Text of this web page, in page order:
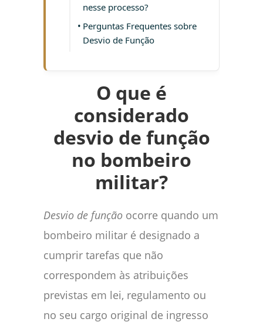
nesse processo?
Perguntas Frequentes sobre
Desvio de Função
O que é
considerado
desvio de função
no bombeiro
militar?
Desvio de função ocorre quando um
bombeiro militar é designado a
cumprir tarefas que não
correspondem às atribuições
previstas em lei, regulamento ou
no seu cargo original de ingresso